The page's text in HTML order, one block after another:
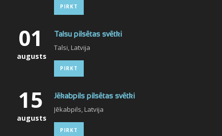
PIRKT
01
augusts
Talsu pilsētas svētki
Talsi, Latvija
PIRKT
15
augusts
Jēkabpils pilsētas svētki
Jēkabpils, Latvija
PIRKT